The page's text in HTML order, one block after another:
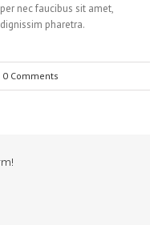
nec faucibus sit amet,
pharetra.
0 Comments